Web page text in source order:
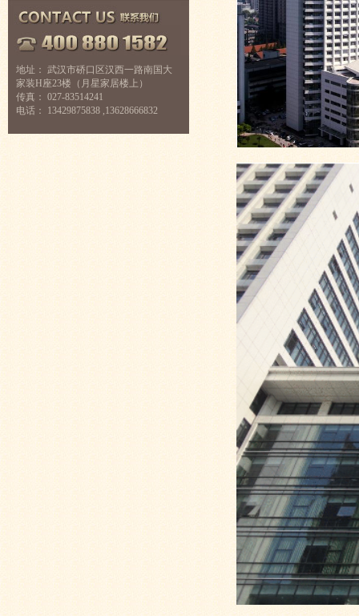
地址： 武汉市硚口区汉西一路南国大
家装H座23楼（月星家居楼上）
传真： 027-83514241
电话： 13429875838 ,13628666832